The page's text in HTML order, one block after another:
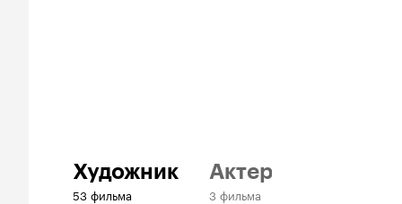
Художник
53 фильма
Актер
3 фильма